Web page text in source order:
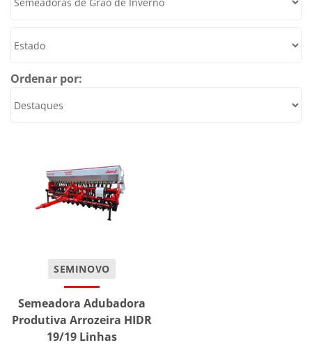
Ordenar por:
SEMINOVO
Semeadora Adubadora
Produtiva Arrozeira HIDR
19/19 Linhas